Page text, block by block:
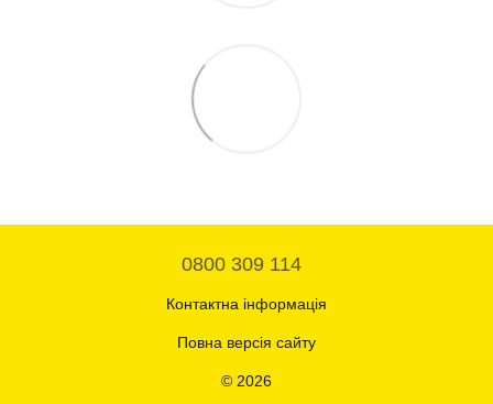
0800 309 114
Контактна інформація
Повна версія сайту
© 2026